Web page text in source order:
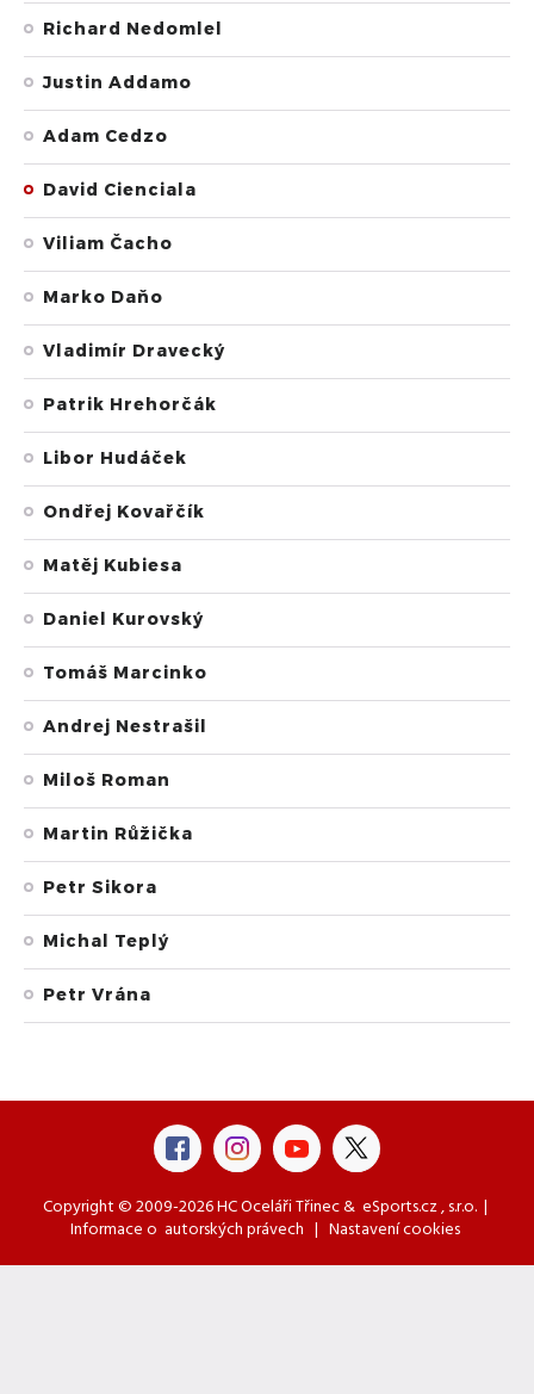
Richard Nedomlel
Justin Addamo
Adam Cedzo
David Cienciala
Viliam Čacho
Marko Daňo
Vladimír Dravecký
Patrik Hrehorčák
Libor Hudáček
Ondřej Kovařčík
Matěj Kubiesa
Daniel Kurovský
Tomáš Marcinko
Andrej Nestrašil
Miloš Roman
Martin Růžička
Petr Sikora
Michal Teplý
Petr Vrána
Copyright © 2009-2026 HC Oceláři Třinec & eSports.cz, s.r.o. |
Informace o autorských právech | Nastavení cookies